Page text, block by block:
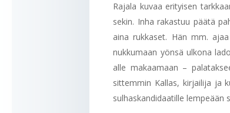
Rajala kuvaa erityisen
sekin. Inha rakastuu päätä
aina rukkaset. Hän mm.
nukkumaan yönsä ulkona
alle makaamaan –
sittemmin Kallas, kirjailija ja
sulhaskandidaatille lempeään